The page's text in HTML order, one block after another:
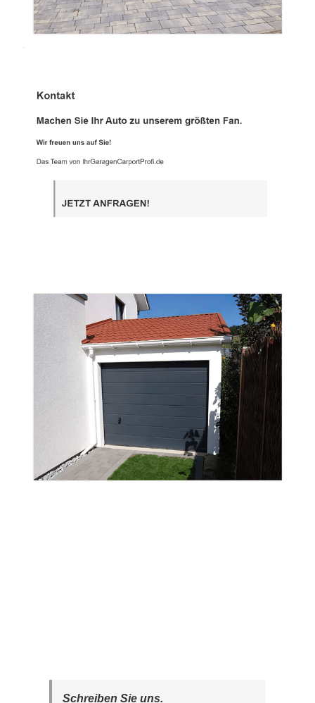
Schreiben Sie uns.